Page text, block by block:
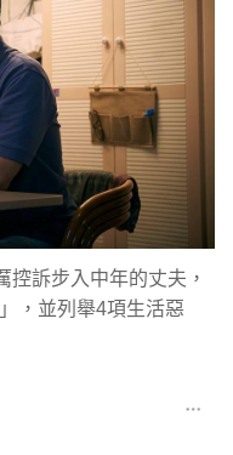
訴步入中年的丈夫，
，並列舉4項生活惡